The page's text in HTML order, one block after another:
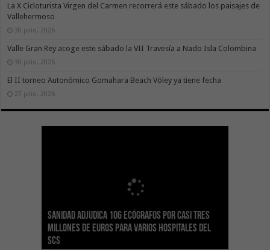
La X Cicloturista Virgen del Carmen recorrerá este sábado los paisajes de
Vallehermoso
30 julio, 2026
Valle Gran Rey acoge este sábado la VII Travesía a Nado Isla Colombina
30 julio, 2026
El II torneo Autonómico Gomahara Beach Vóley ya tiene fecha
27 julio, 2026
Sanidad adjudica 106 ecógrafos por casi tres
millones de euros para varios hospitales del
SCS
Gesplan logra la máxima puntuación en el
Índice de Transparencia de Canarias por cuarto
año consecutivo
El Gobierno canario concede ayudas del
POSEICAN-Pesca al sector por valor de 7,09 M€
tras aumentar las cuantías
Transición Ecológica coordina con Ashotel su
adhesión a la Red de Refugios Climáticos de
Canarias
Visocan incorpora 170 pisos a su parque de
vivienda protegida en régimen de alquiler
asequible de Tenerife
Sanidad refuerza la capacidad diagnóstica de
los centros de salud con el impulso de la
ecografía clínica